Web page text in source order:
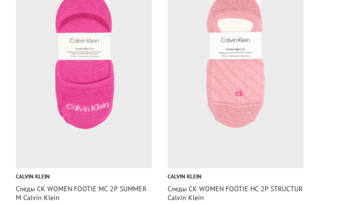
CALVIN KLEIN
Следы CK WOMEN FOOTIE MC 2P SUMMER
M Calvin Klein
CALVIN KLEIN
Следы CK WOMEN FOOTIE HC 2P STRUCTUR
Calvin Klein